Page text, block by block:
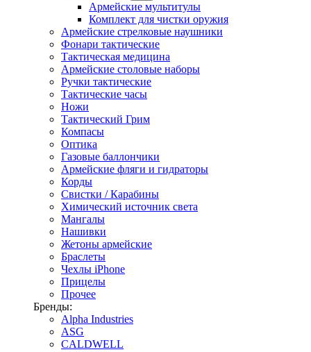
Армейские мультитулы
Комплект для чистки оружия
Армейские стрелковые наушники
Фонари тактические
Тактическая медицина
Армейские столовые наборы
Ручки тактические
Тактические часы
Ножи
Тактический Грим
Компасы
Оптика
Газовые баллончики
Армейские фляги и гидраторы
Корды
Свистки / Карабины
Химический источник света
Мангалы
Нашивки
Жетоны армейские
Браслеты
Чехлы iPhone
Прицелы
Прочее
Бренды:
Alpha Industries
ASG
CALDWELL